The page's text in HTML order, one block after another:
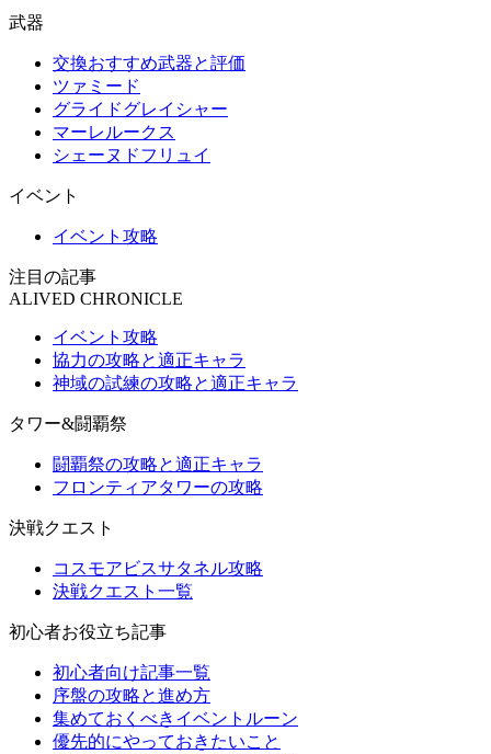
武器
交換おすすめ武器と評価
ツァミード
グライドグレイシャー
マーレルークス
シェーヌドフリュイ
イベント
イベント攻略
注目の記事
ALIVED CHRONICLE
イベント攻略
協力の攻略と適正キャラ
神域の試練の攻略と適正キャラ
タワー&闘覇祭
闘覇祭の攻略と適正キャラ
フロンティアタワーの攻略
決戦クエスト
コスモアビスサタネル攻略
決戦クエスト一覧
初心者お役立ち記事
初心者向け記事一覧
序盤の攻略と進め方
集めておくべきイベントルーン
優先的にやっておきたいこと